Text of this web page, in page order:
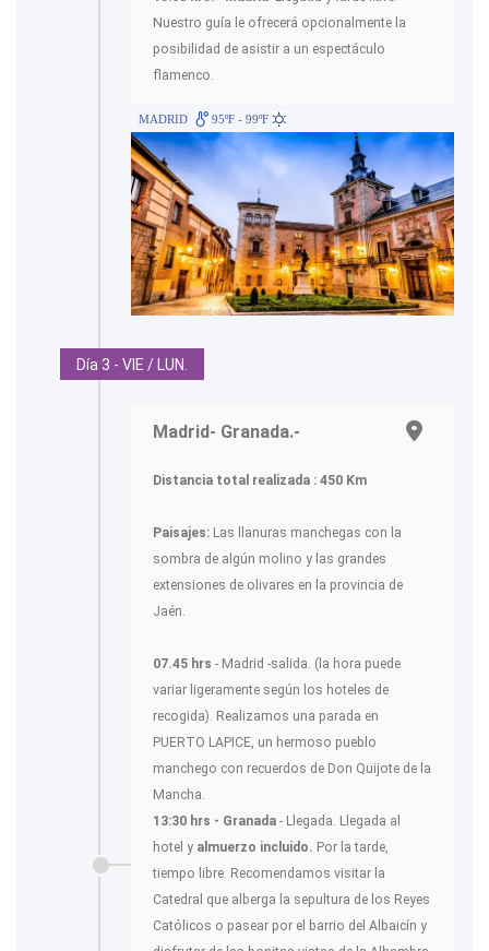
Nuestro guía le ofrecerá opcionalmente la
posibilidad de asistir a un espectáculo
flamenco.
MADRID 95ºF - 99ºF
Día 3 - VIE / LUN.
Madrid- Granada.-
Distancia total realizada : 450 Km
Paisajes: Las llanuras manchegas con la
sombra de algún molino y las grandes
extensiones de olivares en la provincia de
Jaén.
07.45 hrs - Madrid -salida. (la hora puede
variar ligeramente según los hoteles de
recogida). Realizamos una parada en
PUERTO LAPICE, un hermoso pueblo
manchego con recuerdos de Don Quijote de la
Mancha.
13:30 hrs - Granada - Llegada. Llegada al
hotel y almuerzo incluido. Por la tarde,
tiempo libre. Recomendamos visitar la
Catedral que alberga la sepultura de los Reyes
Católicos o pasear por el barrio del Albaicín y